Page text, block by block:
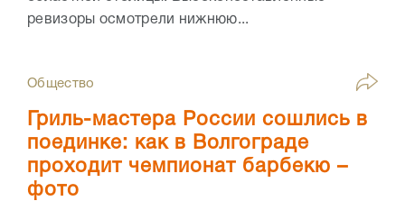
ревизоры осмотрели нижнюю...
Общество
Гриль-мастера России сошлись в
поединке: как в Волгограде
проходит чемпионат барбекю –
фото